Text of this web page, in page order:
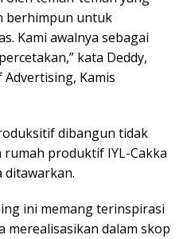
berhimpun untuk
Kami awalnya sebagai
kata Deddy,
Kamis
dibangun tidak
produktif IYL-Cakka
ditawarkan.
ini memang terinspirasi
merealisasikan dalam skop